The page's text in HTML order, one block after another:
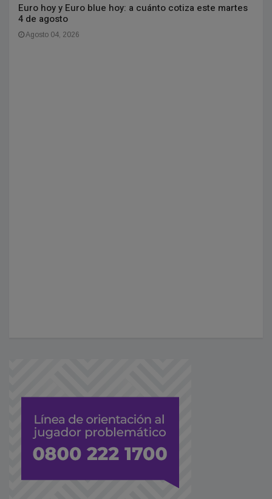
Euro hoy y Euro blue hoy: a cuánto cotiza este martes
4 de agosto
Agosto 04, 2026